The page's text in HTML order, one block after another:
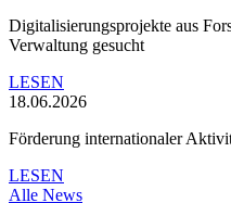
Digitalisierungsprojekte aus
Verwaltung gesucht
LESEN
18.06.2026
Förderung internationaler
LESEN
Alle News